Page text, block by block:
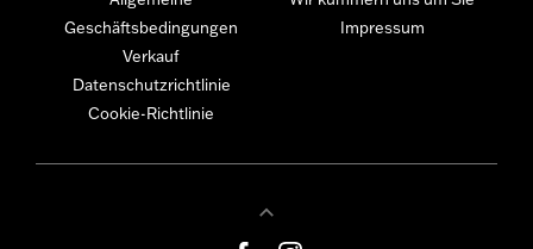
Geschäftsbedingungen
Verkauf
Datenschutzrichtlinie
Cookie-Richtlinie
Impressum